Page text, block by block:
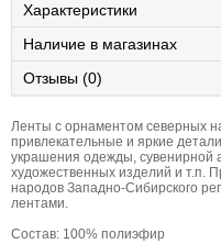
Характеристики
Наличие в магазинах
Отзывы (0)
Ленты с орнаментом северных
привлекательные и яркие
украшения одежды, сувенирной
художественных изделий и т.п.
народов Западно-Сибирского
лентами.
Состав: 100% полиэфир